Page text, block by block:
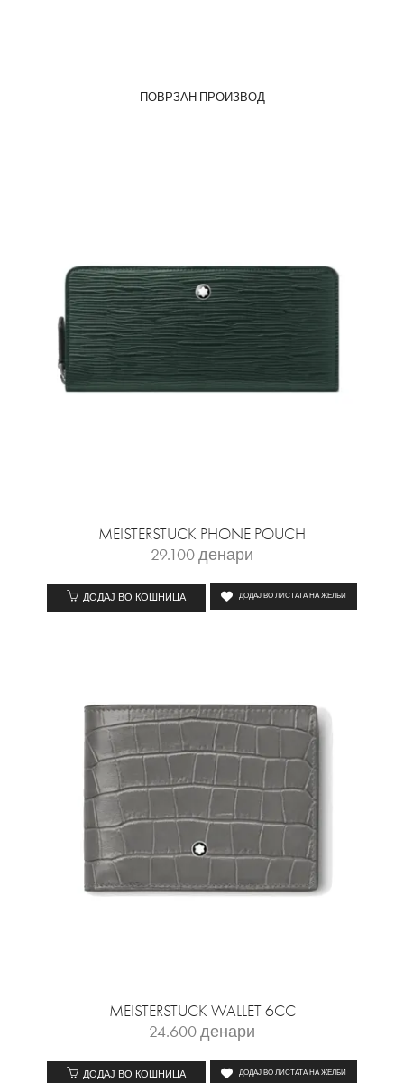
ПОВРЗАН ПРОИЗВОД
MEISTERSTUCK PHONE POUCH
29.100денари
ДОДАЈ ВО КОШНИЦА ДОДАЈ ВО ЛИСТАТА НА ЖЕЛБИ
MEISTERSTUCK WALLET 6CC
24.600денари
ДОДАЈ ВО КОШНИЦА ДОДАЈ ВО ЛИСТАТА НА ЖЕЛБИ